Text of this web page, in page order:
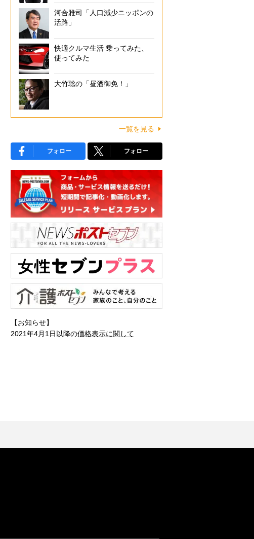
河合雅司「人口減少ニッポンの
活路」
快適クルマ生活 乗ってみた、
使ってみた
大竹聡の「昼酒御免！」
一覧を見る
フォロー フォロー
【お知らせ】
2021年4月1日以降の価格表示に関して